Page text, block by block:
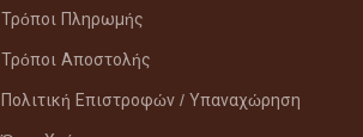
Τρόποι Πληρωμής
Τρόποι Αποστολής
Πολιτική Επιστροφών / Υπαναχώρηση